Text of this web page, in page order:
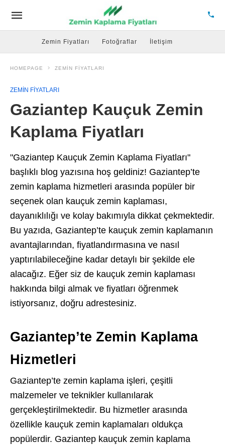
Zemin Fiyatları Fotoğraflar İletişim
HOMEPAGE ZEMIN FIYATLARI
ZEMIN FIYATLARI
Gaziantep Kauçuk Zemin
Kaplama Fiyatları
"Gaziantep Kauçuk Zemin Kaplama Fiyatları"
başlıklı blog yazısına hoş geldiniz! Gaziantep’te
zemin kaplama hizmetleri arasında popüler bir
seçenek olan kauçuk zemin kaplaması,
dayanıklılığı ve kolay bakımıyla dikkat çekmektedir.
Bu yazıda, Gaziantep’te kauçuk zemin kaplamanın
avantajlarından, fiyatlandırmasına ve nasıl
yaptırılabileceğine kadar detaylı bir şekilde ele
alacağız. Eğer siz de kauçuk zemin kaplaması
hakkında bilgi almak ve fiyatları öğrenmek
istiyorsanız, doğru adrestesiniz.
Gaziantep’te Zemin Kaplama
Hizmetleri
Gaziantep’te zemin kaplama işleri, çeşitli
malzemeler ve teknikler kullanılarak
gerçekleştirilmektedir. Bu hizmetler arasında
özellikle kauçuk zemin kaplamaları oldukça
popülerdir. Gaziantep kauçuk zemin kaplama